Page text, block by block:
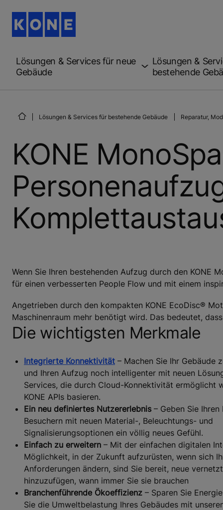
Lösungen & Services für neue
Gebäude
Lösungen &
bestehende
Lösungen & Services für bestehende Gebäude Reparatur,
KONE
Wenn Sie Ihren bestehenden Aufzug durch den KONE
für einen verbesserten People Flow und mit einem
Angetrieben durch den kompakten KONE EcoDisc®
Maschinenraum mehr benötigt wird. Das bedeutet,
Die wichtigsten Merkmale
Integrierte Konnektivität – Machen Sie Ihr Gebäude
und Ihren Aufzug noch intelligenter mit neuen
Services, die durch Cloud-Konnektivität ermöglicht
KONE APIs basieren.
Ein neu definiertes Nutzererlebnis – Geben Sie
Besuchern mit neuen Material-, Beleuchtungs- und
Signalisierungsoptionen ein völlig neues Gefühl.
Einfach zu erweitern – Mit der einfachen digitalen
Möglichkeit, in der Zukunft aufzurüsten, wenn sich
Anforderungen ändern, sind Sie bereit, neue
hinzuzufügen, wann immer Sie sie brauchen
Branchenführende Ökoeffizienz – Sparen Sie
Sie die Umweltbelastung Ihres Gebäudes mit